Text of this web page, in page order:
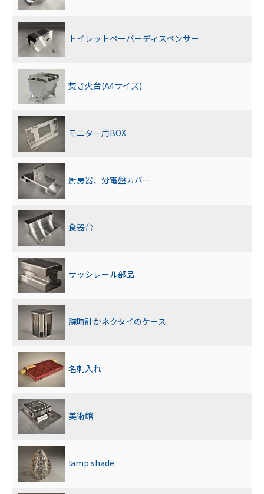
トイレットペーパーディスペンサー
焚き火台(A4サイズ)
モニター用BOX
厨房器、分電盤カバー
食器台
サッシレール部品
腕時計かネクタイのケース
名刺入れ
美術館
lamp shade